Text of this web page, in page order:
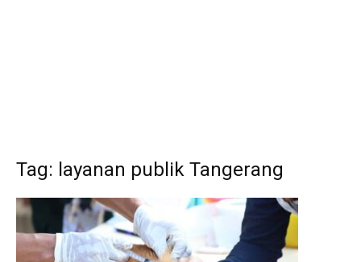
Tag: layanan publik Tangerang